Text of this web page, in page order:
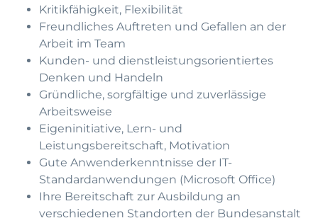
Kritikfähigkeit, Flexibilität
Freundliches Auftreten und Gefallen an der
Arbeit im Team
Kunden- und dienstleistungsorientiertes
Denken und Handeln
Gründliche, sorgfältige und zuverlässige
Arbeitsweise
Eigeninitiative, Lern- und
Leistungsbereitschaft, Motivation
Gute Anwenderkenntnisse der IT-
Standardanwendungen (Microsoft Office)
Ihre Bereitschaft zur Ausbildung an
verschiedenen Standorten der Bundesanstalt